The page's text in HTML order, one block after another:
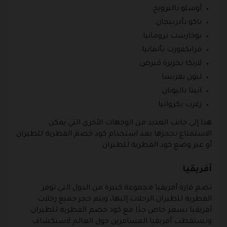
أوسلو بالنرويج.
باكو بأذربيجان.
بوخارست برومانيا.
فرانكفورت بألمانيا.
لارنكا بجزيرة قبرص.
ليون بفرنسا.
اثينا باليونان.
زغرب بكرواتيا.
هذا إلى جانب العديد من الوجهات الأخرى التي يمكن
الاستمتاع بحجزها بعد استخدام كود خصم القطرية للطيران
أو عبر وضع كود القطرية للطيران.
أفريقيا
تضم قارة أفريقيا مجموعة كبيرة من الدول التي توفر
القطرية للطيران الرحلات إليها، ويتم حجز جميع رحلات
أفريقيا بسعر خاص جدًا مع كود خصم القطرية للطيران
وتستقطب أفريقيا المسافرين حول العالم لاستكشاف